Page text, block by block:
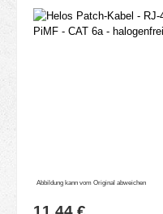
Bildergalerie überspringen
Abbildung kann vom Original abweichen
Regulärer Preis: